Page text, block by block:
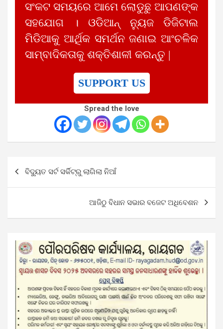
ସଂକଟ ସମୟରେ ଆମେ ଲୋଡୁଛୁ ଆପଣଙ୍କ
ସହଯୋଗ । ଓଡିଆନ୍ ନ୍ୟୁଜ ଡିଜିଟାଲ
ମିଡିଆକୁ ଆର୍ଥିକ ସମର୍ଥନ ଜଣାଇ ଆଂଚଳିକ
ସାମ୍ବାଦିକତାକୁ ଶକ୍ତିଶାଳୀ କରନ୍ତୁ |
SUPPORT US
Spread the love
navigation
ବିଦ୍ୟୁତ ସର୍ଟ ସର୍କିଟ୍‌ରୁ ଲାଗିଲା ନିଆଁ
ଆଜିଠୁ ବିଧାନ ସଭାର ବଜେଟ ଅଧିବେଶନ